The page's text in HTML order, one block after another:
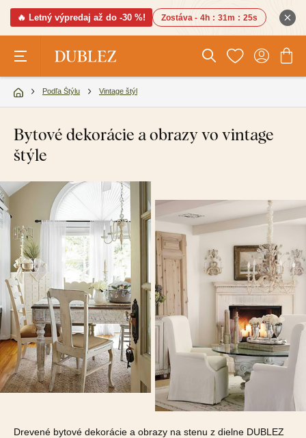
🔥 Letný výpredaj až do -30 %! Zostáva - 4h : 31m : 23s
Podľa Štýlu Vintage štýl
Bytové dekorácie a obrazy vo vintage
štýle
Drevené bytové dekorácie a obrazy na stenu z dielne DUBLEZ